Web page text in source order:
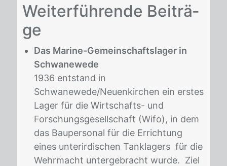
Wei­ter­füh­ren­de Bei­trä­
ge
Das Marine-Gemeinschaftslager in
Schwanewede
1936 entstand in
Schwanewede/Neuenkirchen ein erstes
Lager für die Wirtschafts- und
Forschungsgesellschaft (Wifo), in dem
das Baupersonal für die Errichtung
eines unterirdischen Tanklagers für die
Wehrmacht untergebracht wurde. Ziel